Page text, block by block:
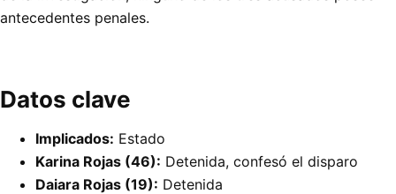
antecedentes penales.
Datos clave
Implicados: Estado
Karina Rojas (46): Detenida, confesó el disparo
Daiara Rojas (19): Detenida